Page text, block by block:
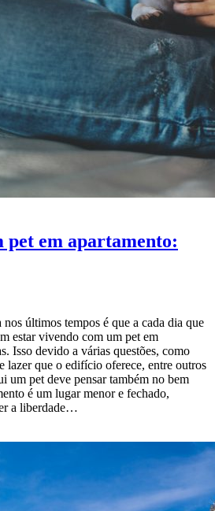
pet em apartamento:
últimos tempos é que a cada dia que
estar vivendo com um pet em
Isso devido a várias questões, como
lazer que o edifício oferece, entre outros
um pet deve pensar também no bem
é um lugar menor e fechado,
a liberdade…